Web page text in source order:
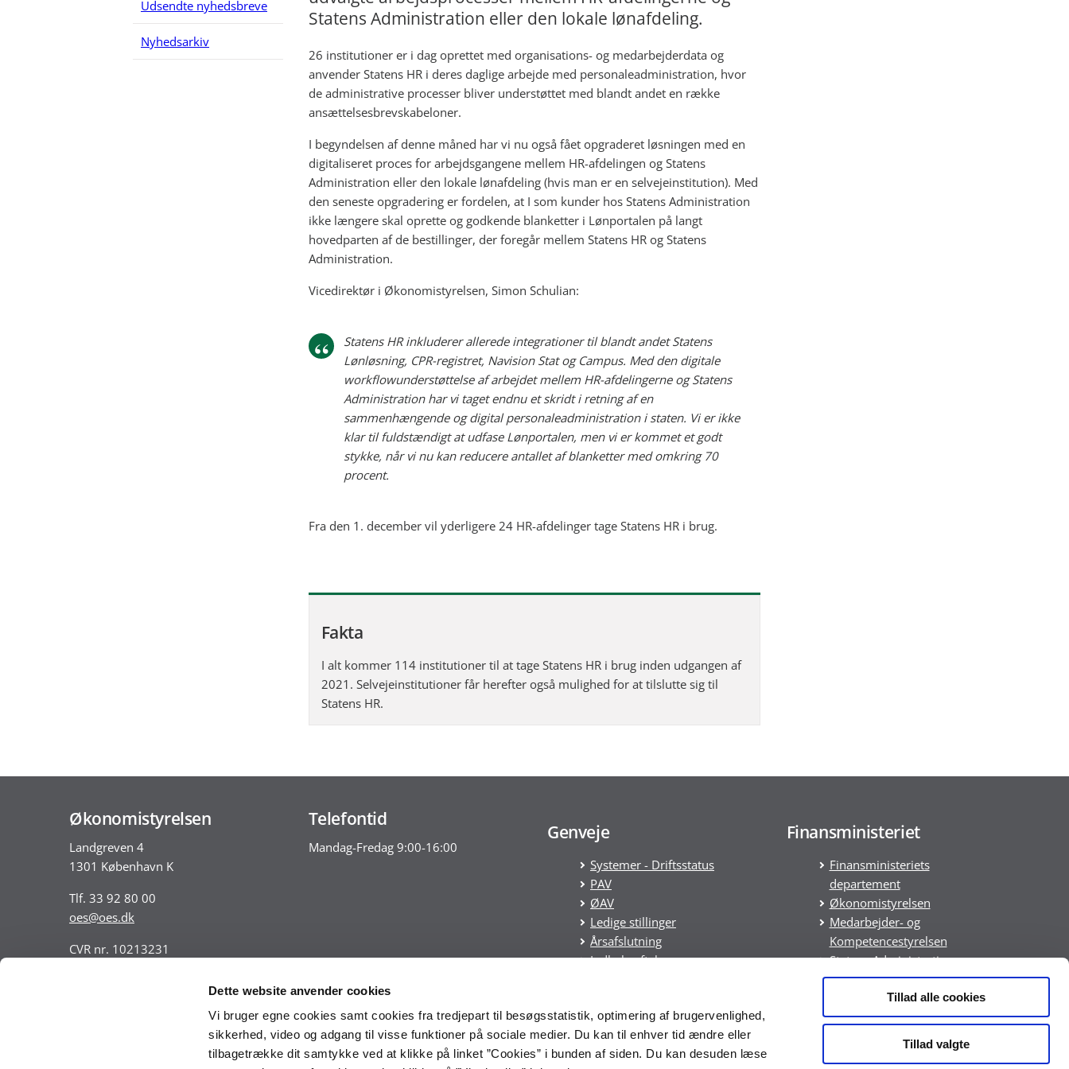
Dette website anvender cookies
Vi bruger egne cookies samt cookies fra tredjepart til besøgsstatistik, optimering af brugervenlighed,
sikkerhed, video og adgang til visse funktioner på sociale medier. Du kan til enhver tid ændre eller
tilbagetrække dit samtykke ved at klikke på linket ”Cookies” i bunden af siden. Du kan desuden læse
Tillad alle cookies
Tillad valgte
Udsendte nyhedsbreve
Nyhedsarkiv
Statens Administration eller den lokale lønafdeling.
26 institutioner er i dag oprettet med organisations- og medarbejderdata og
anvender Statens HR i deres daglige arbejde med personaleadministration, hvor
de administrative processer bliver understøttet med blandt andet en række
ansættelsesbrevskabeloner.
I begyndelsen af denne måned har vi nu også fået opgraderet løsningen med en
digitaliseret proces for arbejdsgangene mellem HR-afdelingen og Statens
Administration eller den lokale lønafdeling (hvis man er en selvejeinstitution). Med
den seneste opgradering er fordelen, at I som kunder hos Statens Administration
ikke længere skal oprette og godkende blanketter i Lønportalen på langt
hovedparten af de bestillinger, der foregår mellem Statens HR og Statens
Administration.
Vicedirektør i Økonomistyrelsen, Simon Schulian:
Statens HR inkluderer allerede integrationer til blandt andet Statens
Lønløsning, CPR-registret, Navision Stat og Campus. Med den digitale
workflowunderstøttelse af arbejdet mellem HR-afdelingerne og Statens
Administration har vi taget endnu et skridt i retning af en
sammenhængende og digital personaleadministration i staten. Vi er ikke
klar til fuldstændigt at udfase Lønportalen, men vi er kommet et godt
stykke, når vi nu kan reducere antallet af blanketter med omkring 70
procent.
Fra den 1. december vil yderligere 24 HR-afdelinger tage Statens HR i brug.
Fakta
I alt kommer 114 institutioner til at tage Statens HR i brug inden udgangen af
2021. Selvejeinstitutioner får herefter også mulighed for at tilslutte sig til
Statens HR.
Økonomistyrelsen
Landgreven 4
1301 København K
Tlf. 33 92 80 00
oes@oes.dk
CVR nr. 10213231
Telefontid
Mandag-Fredag 9:00-16:00
Genveje
Systemer - Driftsstatus
PAV
ØAV
Ledige stillinger
Årsafslutning
Indkøbsaftaler
Tilgængelighedserklæring
Økonomistyrelsens
whistleblowerordning
Finansministeriet
Finansministeriets
departement
Økonomistyrelsen
Medarbejder- og
Kompetencestyrelsen
Statens Administration
Statens It